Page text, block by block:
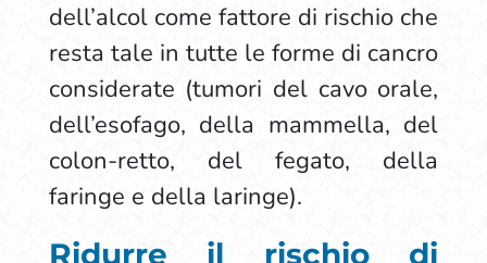
dell’alcol come fattore di rischio che
resta tale in tutte le forme di cancro
considerate (tumori del cavo orale,
dell’esofago, della mammella, del
colon-retto, del fegato, della
faringe e della laringe).
Ridurre il rischio di